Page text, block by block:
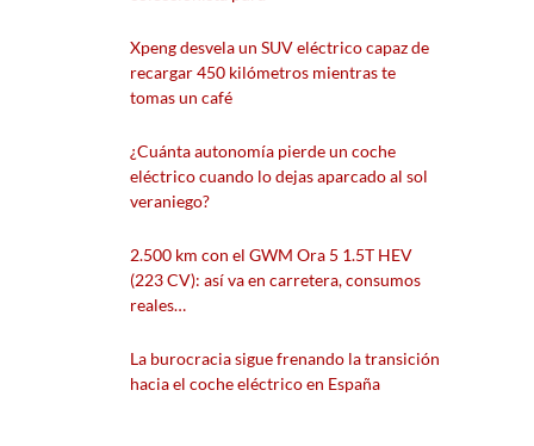
Xpeng desvela un SUV eléctrico capaz de
recargar 450 kilómetros mientras te
tomas un café
¿Cuánta autonomía pierde un coche
eléctrico cuando lo dejas aparcado al sol
veraniego?
2.500 km con el GWM Ora 5 1.5T HEV
(223 CV): así va en carretera, consumos
reales…
La burocracia sigue frenando la transición
hacia el coche eléctrico en España